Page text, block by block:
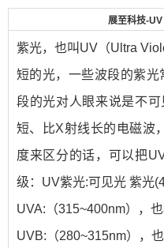
展至科技-
紫光，也叫UV（Ultra
短的光，一些波段的紫光
段的光对人眼来说是不
短、比X射线长的电磁波
度来区分的话，可以把
级：UV紫光:可见光 紫光
UVA:（315~400nm），也
UVB:（280~315nm），也